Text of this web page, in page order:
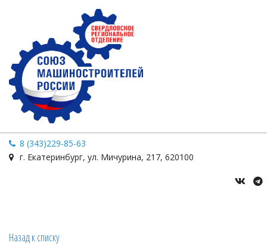
8 (343)229-85-63
г. Екатеринбург, ул. Мичурина, 217, 620100
Назад к списку